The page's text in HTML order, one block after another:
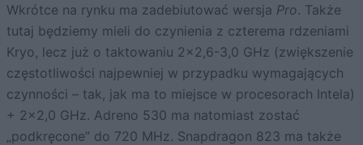
Wkrótce na rynku ma zadebiutować wersja Pro. Także
tutaj będziemy mieli do czynienia z czterema rdzeniami
Kryo, lecz już o taktowaniu 2×2,6-3,0 GHz (zwiększenie
częstotliwości najpewniej w przypadku wymagających
czynności – tak, jak ma to miejsce w procesorach Intela)
+ 2×2,0 GHz. Adreno 530 ma natomiast zostać
„podkręcone” do 720 MHz. Snapdragon 823 ma także